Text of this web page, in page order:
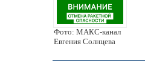
Фото: МАКС-канал
Евгения Солнцева